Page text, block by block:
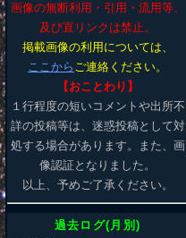
画像の無断利用・引用・流用等、
及び直リンクは禁止。
掲載画像の利用については、
ここから ご連絡ください。
【おことわり】
１行程度の短いコメントや出所不
詳の投稿等は、迷惑投稿として対
処する場合があります。また、画
像認証となりました。
以上、予めご了承ください。
過去ログ(月別)